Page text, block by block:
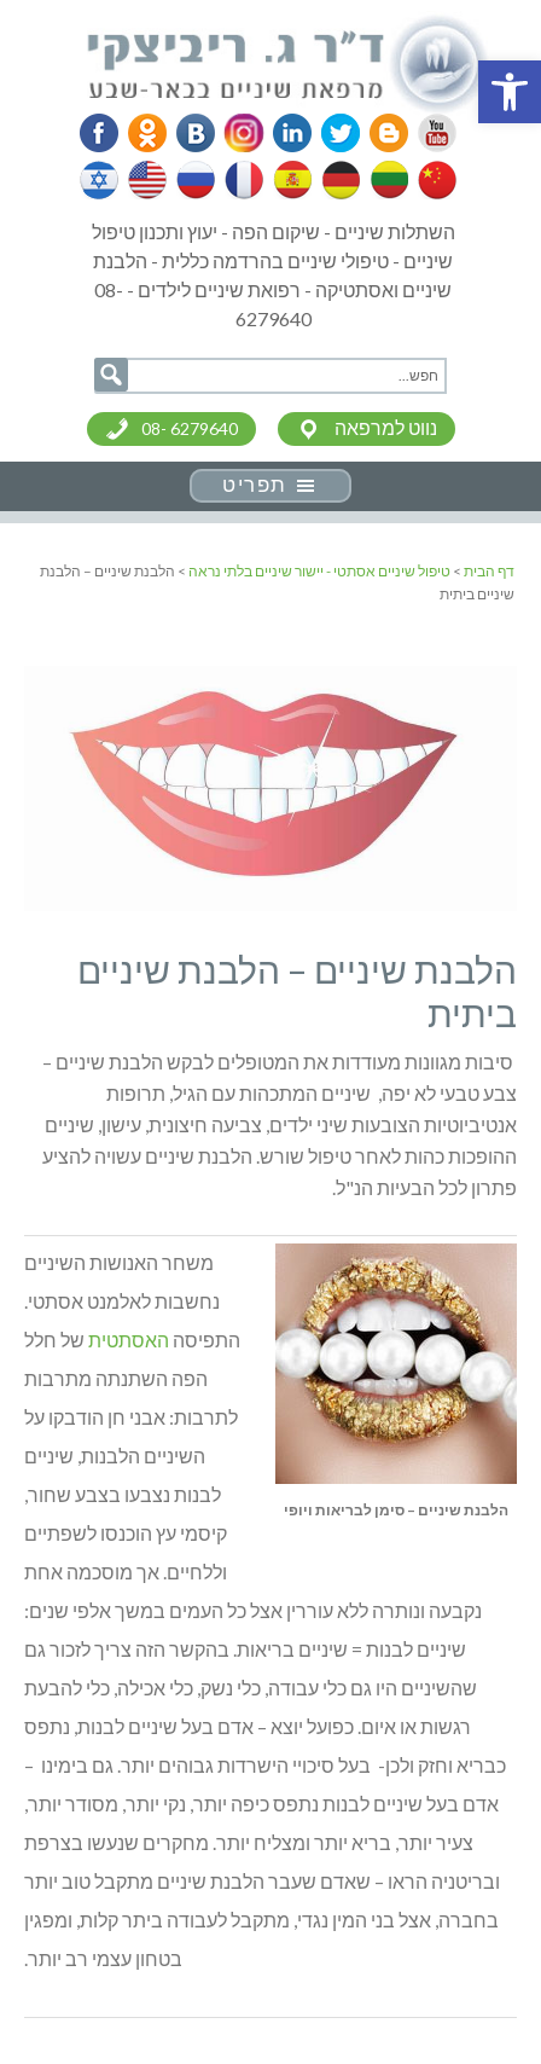
פתח סרגל נגישות
השתלות שיניים - שיקום הפה - יעוץ ותכנון טיפול
שיניים - טיפולי שיניים בהרדמה כללית - הלבנת
שיניים ואסתטיקה - רפואת שיניים לילדים - 08-
6279640
08- 6279640 נווט למרפאה
תפריט
דף הבית > טיפול שיניים אסתטי - יישור שיניים בלתי נראה > הלבנת שיניים – הלבנת
שיניים ביתית
הלבנת שיניים – הלבנת שיניים
ביתית
סיבות מגוונות מעודדות את המטופלים לבקש הלבנת שיניים –
צבע טבעי לא יפה, שיניים המתכהות עם הגיל, תרופות
אנטיביוטיות הצובעות שיני ילדים, צביעה חיצונית, עישון, שיניים
ההופכות כהות לאחר טיפול שורש. הלבנת שיניים עשויה להציע
פתרון לכל הבעיות הנ"ל.
הלבנת שיניים – סימן לבריאות ויופי
משחר האנושות השיניים
נחשבות לאלמנט אסתטי.
התפיסה האסתטית של חלל
הפה השתנתה מתרבות
לתרבות: אבני חן הודבקו על
השיניים הלבנות, שיניים
לבנות נצבעו בצבע שחור,
קיסמי עץ הוכנסו לשפתיים
וללחיים. אך מוסכמה אחת
נקבעה ונותרה ללא עוררין אצל כל העמים במשך אלפי שנים:
שיניים לבנות = שיניים בריאות. בהקשר הזה צריך לזכור גם
שהשיניים היו גם כלי עבודה, כלי נשק, כלי אכילה, כלי להבעת
רגשות או איום. כפועל יוצא – אדם בעל שיניים לבנות, נתפס
כבריא וחזק ולכן- בעל סיכויי הישרדות גבוהים יותר. גם בימינו –
אדם בעל שיניים לבנות נתפס כיפה יותר, נקי יותר, מסודר יותר,
צעיר יותר, בריא יותר ומצליח יותר. מחקרים שנעשו בצרפת
ובריטניה הראו – שאדם שעבר הלבנת שיניים מתקבל טוב יותר
בחברה, אצל בני המין נגדי, מתקבל לעבודה ביתר קלות, ומפגין
בטחון עצמי רב יותר.